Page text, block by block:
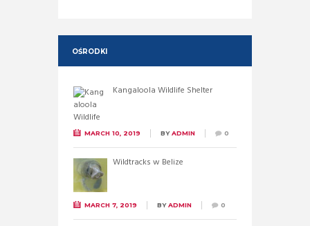
OŚRODKI
Kangaloola Wildlife Shelter
MARCH 10, 2019 BYADMIN 0
Wildtracks w Belize
MARCH 7, 2019 BYADMIN 0